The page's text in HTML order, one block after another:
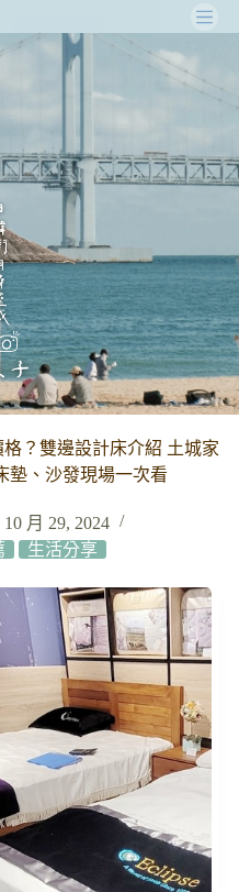
？雙邊設計床介紹 土城家
墊、沙發現場一次看
10 月 29, 2024
生活分享